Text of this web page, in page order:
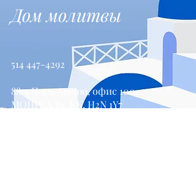
Дом молитвы
514 447-4292
8815 Парк Авеню, офис 100
МОНРЕАЛЬ, КК, H2N 1Y7